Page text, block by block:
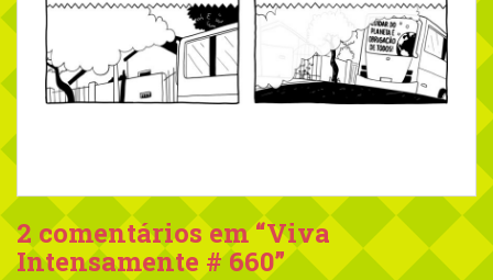
2 comentários em “Viva
Intensamente # 660”